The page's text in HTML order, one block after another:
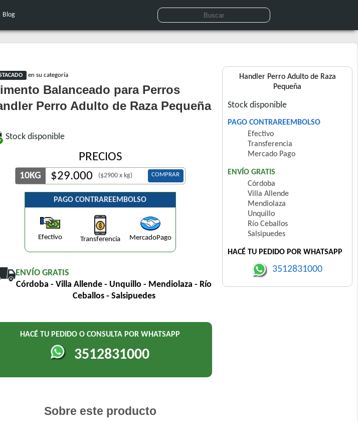
Blog
en su categoría
Balanceado para Perros
Perro Adulto de Raza Pequeña
Stock disponible
PRECIOS
10KG $29.000 ($2900 x kg) COMPRAR
PAGO CONTRAREEMBOLSO
Efectivo Transferencia MercadoPago
ENVÍO GRATIS
Córdoba - Villa Allende - Unquillo - Mendiolaza - Río
Ceballos - Salsipuedes
HACÉ TU PEDIDO O CONSULTA POR WHATSAPP
3512831000
Sobre este producto
Handler Perro Adulto de Raza
Pequeña
Stock disponible
PAGO CONTRAREEMBOLSO
Efectivo
Transferencia
Mercado Pago
ENVÍO GRATIS
Córdoba
Villa Allende
Mendiolaza
Unquillo
Río Ceballos
Salsipuedes
HACÉ TU PEDIDO POR WHATSAPP
3512831000